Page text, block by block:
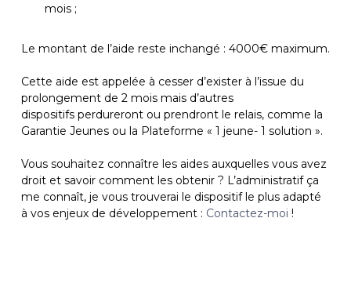
mois ;
Le montant de l’aide reste inchangé : 4000€ maximum.
Cette aide est appelée à cesser d’exister à l’issue du
prolongement de 2 mois mais d’autres
dispositifs perdureront ou prendront le relais, comme la
Garantie Jeunes ou la Plateforme « 1 jeune- 1 solution ».
Vous souhaitez connaître les aides auxquelles vous avez
droit et savoir comment les obtenir ? L’administratif ça
me connaît, je vous trouverai le dispositif le plus adapté
à vos enjeux de développement : Contactez-moi !